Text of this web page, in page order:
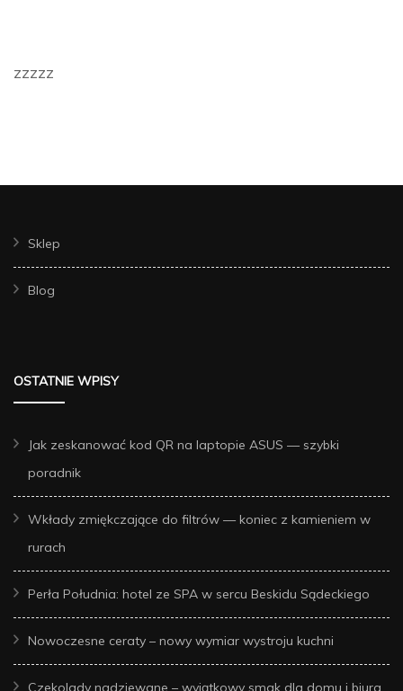
zzzzz
Sklep
Blog
OSTATNIE WPISY
Jak zeskanować kod QR na laptopie ASUS — szybki
poradnik
Wkłady zmiękczające do filtrów — koniec z kamieniem w
rurach
Perła Południa: hotel ze SPA w sercu Beskidu Sądeckiego
Nowoczesne ceraty – nowy wymiar wystroju kuchni
Czekolady nadziewane – wyjątkowy smak dla domu i biura